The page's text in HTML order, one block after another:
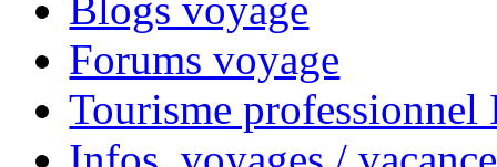
Forums voyage
Tourisme